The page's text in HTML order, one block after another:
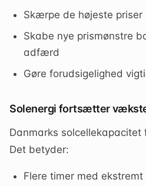
Skærpe de højeste
Skabe nye prismønstre
adfærd
Gøre forudsigelighed
Solenergi fortsætter
Danmarks
Det betyder:
Flere timer med